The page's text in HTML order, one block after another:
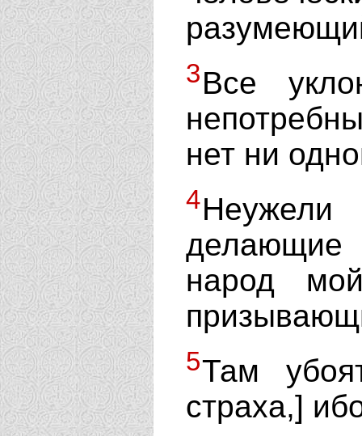
3Все
нет ни
4
делающие
народ
5Там
страха,]